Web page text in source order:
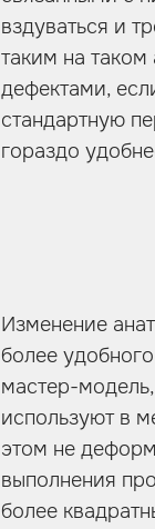
вздуваться и
таким на
дефектами,
стандартную
гораздо
Изменение
более
мастер-
используют в
этом не
выполнения
более